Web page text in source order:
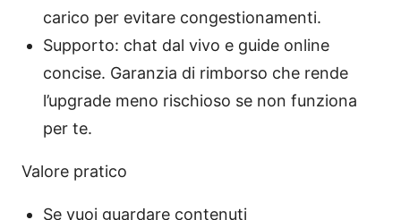
carico per evitare congestionamenti.
Supporto: chat dal vivo e guide online
concise. Garanzia di rimborso che rende
l’upgrade meno rischioso se non funziona
per te.
Valore pratico
Se vuoi guardare contenuti